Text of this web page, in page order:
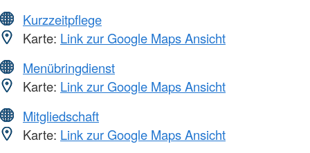
Kurzzeitpflege
Karte: Link zur Google Maps Ansicht
Menübringdienst
Karte: Link zur Google Maps Ansicht
Mitgliedschaft
Karte: Link zur Google Maps Ansicht